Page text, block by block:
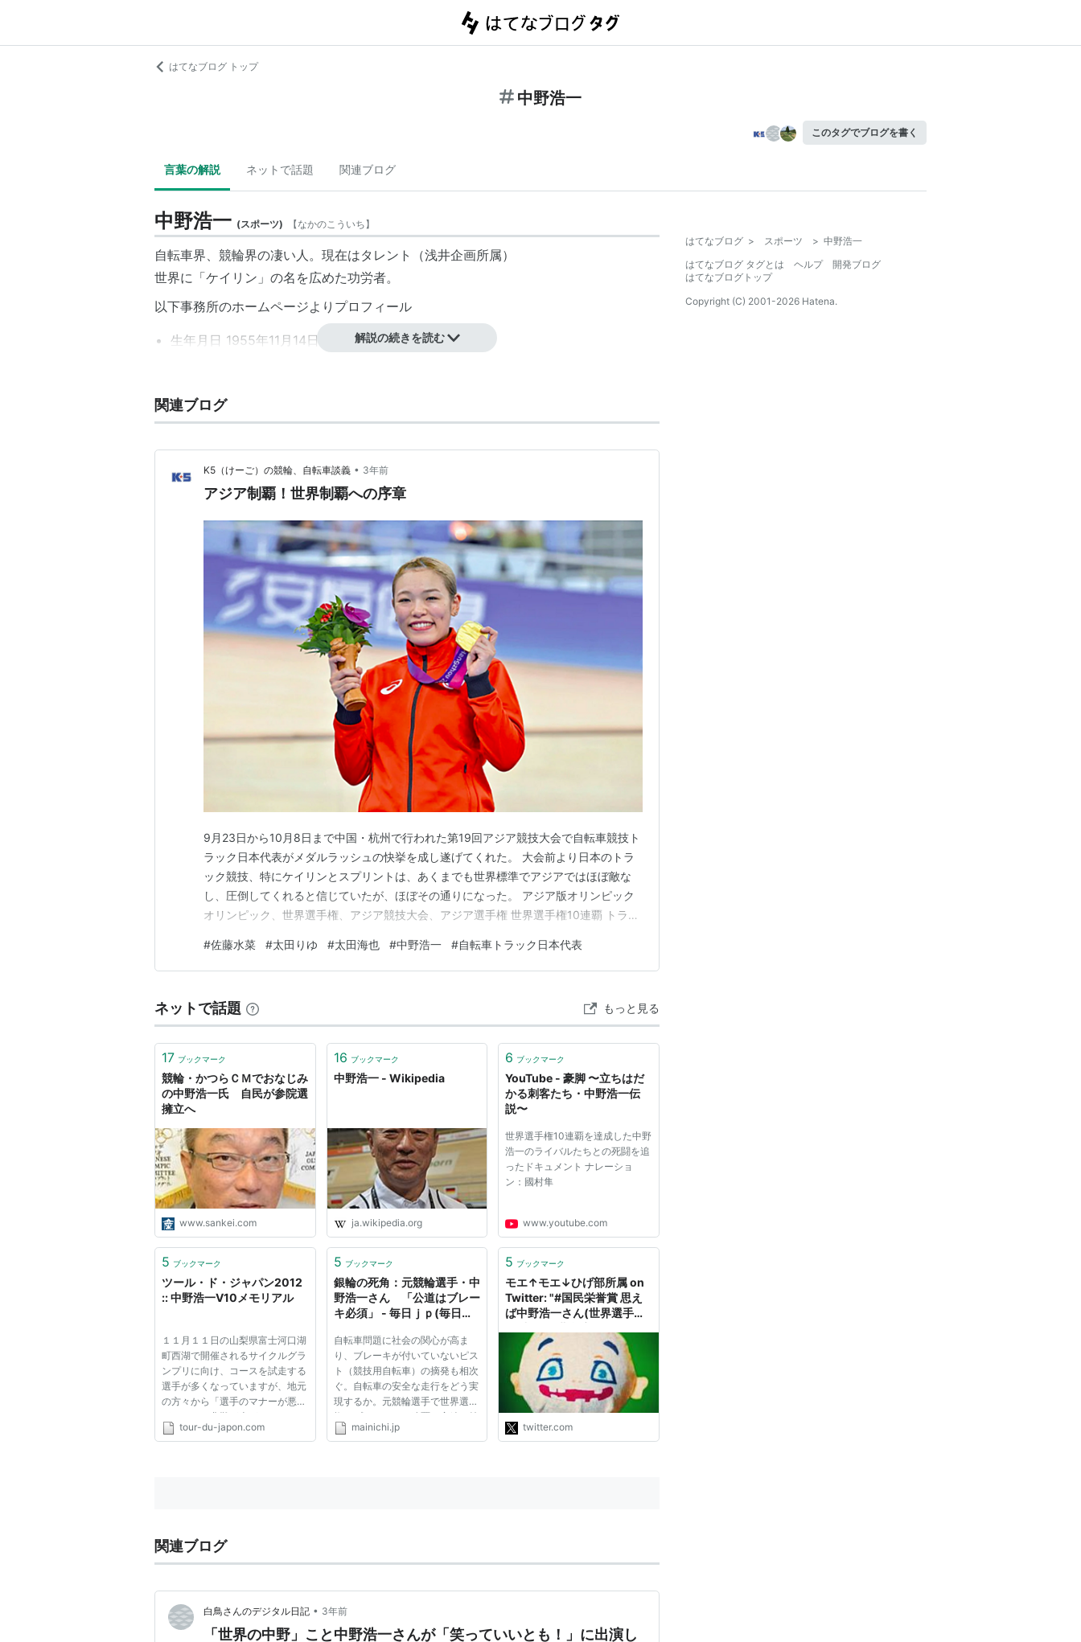
はてなブログ トップ
中野浩一
このタグでブログを書く
言葉の解説 ネットで話題 関連ブログ
中野浩一 (スポーツ) 【なかのこういち】
自転車界、競輪界の凄い人。現在はタレント（浅井企画所属）
世界に「ケイリン」の名を広めた功労者。
以下事務所のホームページよりプロフィール
生年月日 1955年11月14日(S.30年)
趣味 ゴルフ・麻雀
太股回り 65cm
生涯成績 優勝回数666回
略歴 1975年〜1992年まで競輪選手として活躍。6度の賞金王。世界選手権プロスプ
リント10連覇達成。
解説の続きを読む
関連ブログ
K5（けーご）の競輪、自転車談義 • 3年前
アジア制覇！世界制覇への序章
9月23日から10月8日まで中国・杭州で行われた第19回アジア競技大会で自転車競技ト
ラック日本代表がメダルラッシュの快挙を成し遂げてくれた。 大会前より日本のトラ
ック競技、特にケイリンとスプリントは、あくまでも世界標準でアジアではほぼ敵な
し、圧倒してくれると信じていたが、ほぼその通りになった。 アジア版オリンピック
オリンピック、世界選手権、アジア競技大会、アジア選手権 世界選手権10連覇 トラッ
なりメダル獲得ならず パリオリンピックへの序章 ケイリンとスプリントとガールズケ
イリン ケイリン スプリント ガールズケ…
#佐藤水菜 #太田りゆ #太田海也 #中野浩一 #自転車トラック日本代表
ネットで話題 もっと見る
17 ブックマーク
競輪・かつらＣＭでおなじみ
の中野浩一氏 自民が参院選
擁立へ
www.sankei.com
16 ブックマーク
中野浩一 - Wikipedia
ja.wikipedia.org
6 ブックマーク
YouTube - 豪脚 〜立ちはだ
かる刺客たち・中野浩一伝
説〜
世界選手権10連覇を達成した中野
浩一のライバルたちとの死闘を追
ったドキュメント ナレーショ
ン：國村隼
www.youtube.com
5 ブックマーク
ツール・ド・ジャパン2012
:: 中野浩一V10メモリアル
１１月１１日の山梨県富士河口湖
町西湖で開催されるサイクルグラ
ンプリに向け、コースを試走する
選手が多くなっていますが、地元
の方々から「選手のマナーが悪す
ぎる」との非難が上がっていま
す。 ３、４日の週末には、歩行
tour-du-japon.com
5 ブックマーク
銀輪の死角：元競輪選手・中
野浩一さん 「公道はブレー
キ必須」 - 毎日ｊｐ(毎日新
自転車問題に社会の関心が高ま
り、ブレーキが付いていないピス
ト（競技用自転車）の摘発も相次
ぐ。自転車の安全な走行をどう実
現するか。元競輪選手で世界選手
権スプリント１０連覇の実績を持
つ中野浩一さん（５６）に聞い
mainichi.jp
5 ブックマーク
モエ↑モエ↓ひげ部所属 on
Twitter: "#国民栄誉賞 思え
ば中野浩一さん(世界選手権
輪二冠で連覇、世界新記録何
回も更新)・野村忠宏さん(五
輪三連覇・６０キロ級では不
可能と言われるくらい難し
い)は授与されてないね 。大
人の事情か？"
twitter.com
関連ブログ
白鳥さんのデジタル日記 • 3年前
「世界の中野」こと中野浩一さんが「笑っていいとも！」に出演し
はてなブログ > スポーツ > 中野浩一
はてなブログ タグとは
ヘルプ
開発ブログ
はてなブログトップ
Copyright (C) 2001-2026 Hatena.